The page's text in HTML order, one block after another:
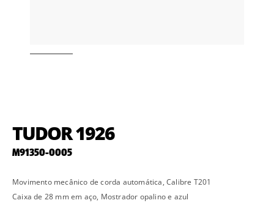
TUDOR 1926
M91350-0005
Movimento mecânico de corda automática, Calibre T201
Caixa de 28 mm em aço, Mostrador opalino e azul